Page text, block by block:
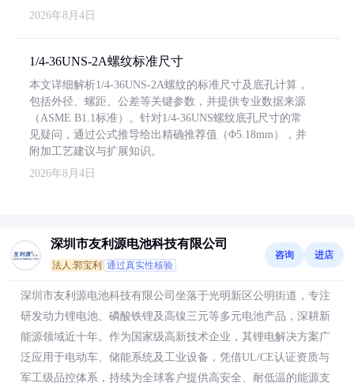
2026年8月4日
1/4-36UNS-2A螺纹标准尺寸
本文详细解析1/4-36UNS-2A螺纹的标准尺寸及底孔计算，
包括外径、螺距、公差等关键参数，并提供专业数据来源
（ASME B1.1标准）。针对1/4-36UNS螺纹底孔尺寸的常
见疑问，通过公式推导给出精确推荐值（Φ5.18mm），并
附加工艺建议与扩展知识。
2026年8月4日
深圳市友利源电池科技有限公司
法人:郭宝利 通过真实性核验
咨询 进店
深圳市友利源电池科技有限公司坐落于光明新区公明街道，专注
研发动力锂电池、磷酸铁锂及高镍三元等多元电池产品，深耕新
能源领域近十年。作为国家级高新技术企业，其锂电解决方案广
泛应用于电动车、储能系统及工业设备，凭借UL/CE认证资质与
军工级品控体系，持续为全球客户提供高安全、耐低温的能源支